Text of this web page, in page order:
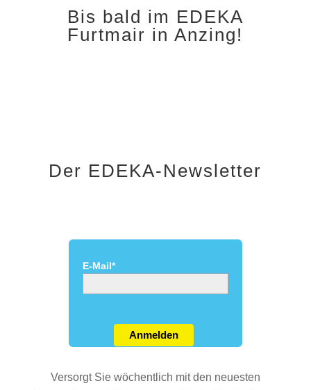
Bis bald im EDEKA
Furtmair in Anzing!
Der EDEKA-Newsletter
E-Mail*
Anmelden
Versorgt Sie wöchentlich mit den neuesten